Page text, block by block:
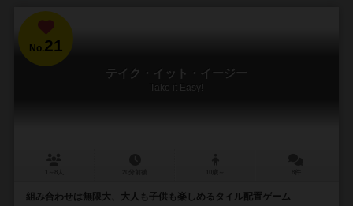
No.21
テイク・イット・イージー
Take it Easy!
組み合わせは無限大、大人も子供も楽しめるタイル配置ゲーム